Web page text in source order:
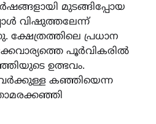
മുടങ്ങിപ്പോയ
വിഷുത്തലേന്ന്
ക്ഷേത്രത്തിലെ പ്രധാന
പൂര്‍വികരില്‍
ഉത്ഭവം.
കഞ്ഞിയെന്ന